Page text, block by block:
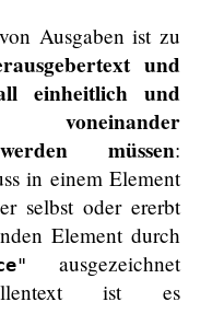
Ausgaben ist zu
und
einheitlich und
voneinander
müssen:
in einem Element
selbst oder ererbt
Element durch
"
ausgezeichnet
ist es